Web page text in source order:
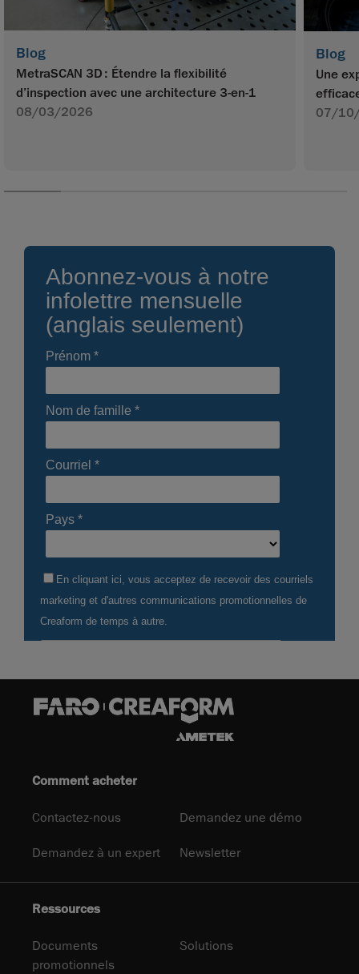
Blog
MetraSCAN 3D : Étendre la flexibilité
d’inspection avec une architecture 3-en-1
08/03/2026
Blog
Une
07/
Comment acheter
Contactez-nous Demandez une démo
Demandez à un expert Newsletter
Ressources
Documents
promotionnels
Solutions